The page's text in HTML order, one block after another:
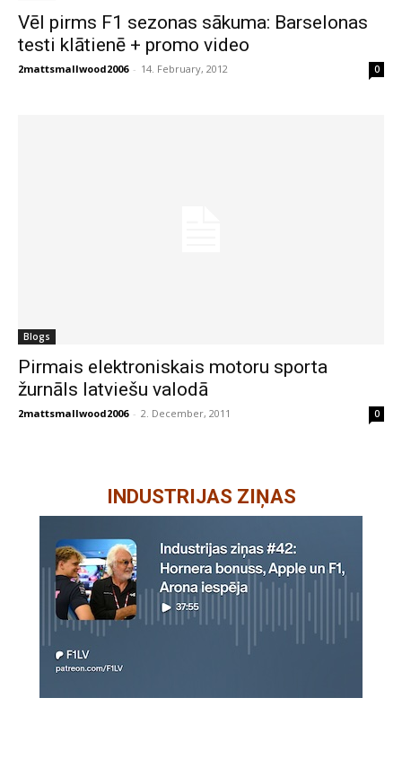
Vēl pirms F1 sezonas sākuma: Barselonas
testi klātienē + promo video
2mattsmallwood2006 - 14. February, 2012 0
Blogs
Pirmais elektroniskais motoru sporta
žurnāls latviešu valodā
2mattsmallwood2006 - 2. December, 2011 0
INDUSTRIJAS ZIŅAS